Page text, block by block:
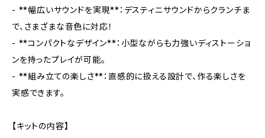
- **幅広いサウンドを実現**：デスティニサウンドからクランチま
で、さまざまな音色に対応！
- **コンパクトなデザイン**：小型ながらも力強いディストーショ
ンを持ったプレイが可能。
- **組み立ての楽しさ**：直感的に扱える設計で、作る楽しさを
実感できます。
【キットの内容】